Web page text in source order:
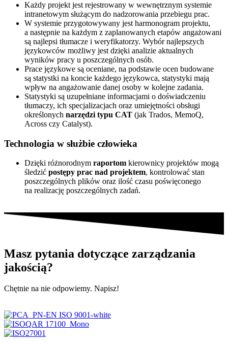
Każdy projekt jest rejestrowany w wewnętrznym systemie
intranetowym służącym do nadzorowania przebiegu prac.
W systemie przygotowywany jest harmonogram projektu,
a następnie na każdym z zaplanowanych etapów angażowani
są najlepsi tłumacze i weryfikatorzy. Wybór najlepszych
językowców możliwy jest dzięki analizie aktualnych
wyników pracy u poszczególnych osób.
Prace językowe są oceniane, na podstawie ocen budowane
są statystki na koncie każdego językowca, statystyki mają
wpływ na angażowanie danej osoby w kolejne zadania.
Statystyki są uzupełniane informacjami o doświadczeniu
tłumaczy, ich specjalizacjach oraz umiejętności obsługi
określonych narzędzi typu CAT (jak Trados, MemoQ,
Across czy Catalyst).
Technologia w służbie człowieka
Dzięki różnorodnym raportom kierownicy projektów mogą
śledzić postępy prac nad projektem, kontrolować stan
poszczególnych plików oraz ilość czasu poświęconego
na realizację poszczególnych zadań.
Masz pytania dotyczące zarządzania
jakością?
Chętnie na nie odpowiemy. Napisz!